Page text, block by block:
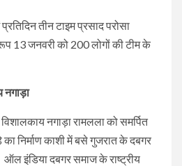
तीन टाइम प्रसाद परोसा
13 जनवरी को 200 लोगों की टीम के
नगाड़ा
नगाड़ा रामलला को समर्पित
निर्माण काशी में बसे गुजरात के दबगर
इंडिया दबगर समाज के राष्‍ट्रीय